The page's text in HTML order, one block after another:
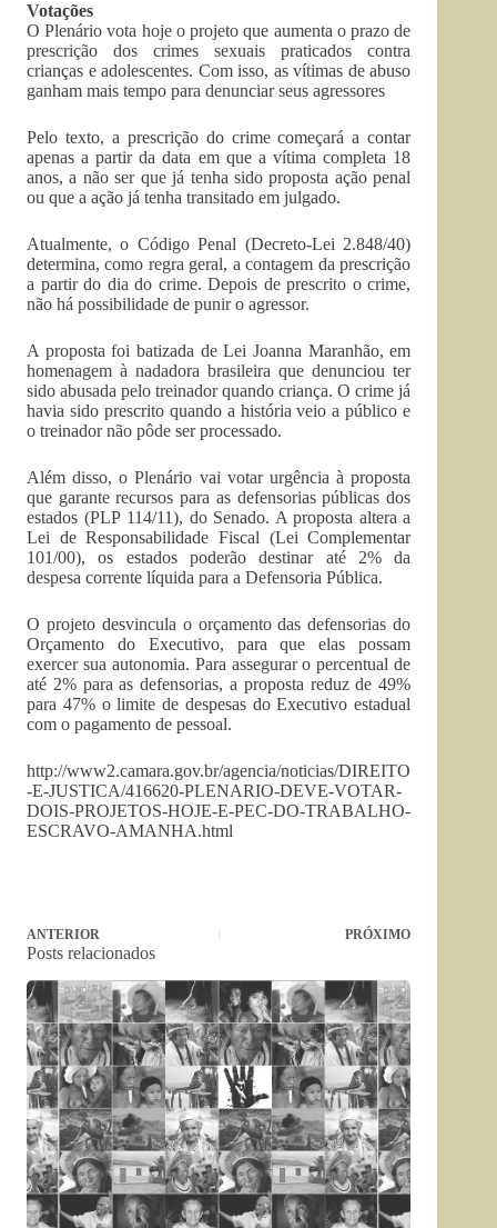
Votações
O Plenário vota hoje o projeto que aumenta o prazo de
prescrição dos crimes sexuais praticados contra
crianças e adolescentes. Com isso, as vítimas de abuso
ganham mais tempo para denunciar seus agressores
Pelo texto, a prescrição do crime começará a contar
apenas a partir da data em que a vítima completa 18
anos, a não ser que já tenha sido proposta ação penal
ou que a ação já tenha transitado em julgado.
Atualmente, o Código Penal (Decreto-Lei 2.848/40)
determina, como regra geral, a contagem da prescrição
a partir do dia do crime. Depois de prescrito o crime,
não há possibilidade de punir o agressor.
A proposta foi batizada de Lei Joanna Maranhão, em
homenagem à nadadora brasileira que denunciou ter
sido abusada pelo treinador quando criança. O crime já
havia sido prescrito quando a história veio a público e
o treinador não pôde ser processado.
Além disso, o Plenário vai votar urgência à proposta
que garante recursos para as defensorias públicas dos
estados (PLP 114/11), do Senado. A proposta altera a
Lei de Responsabilidade Fiscal (Lei Complementar
101/00), os estados poderão destinar até 2% da
despesa corrente líquida para a Defensoria Pública.
O projeto desvincula o orçamento das defensorias do
Orçamento do Executivo, para que elas possam
exercer sua autonomia. Para assegurar o percentual de
até 2% para as defensorias, a proposta reduz de 49%
para 47% o limite de despesas do Executivo estadual
com o pagamento de pessoal.
http://www2.camara.gov.br/agencia/noticias/DIREITO
-E-JUSTICA/416620-PLENARIO-DEVE-VOTAR-
DOIS-PROJETOS-HOJE-E-PEC-DO-TRABALHO-
ESCRAVO-AMANHA.html
ANTERIOR PRÓXIMO
Posts relacionados